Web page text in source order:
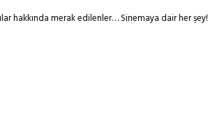
hakkında merak edilenler… Sinemaya dair her şey!